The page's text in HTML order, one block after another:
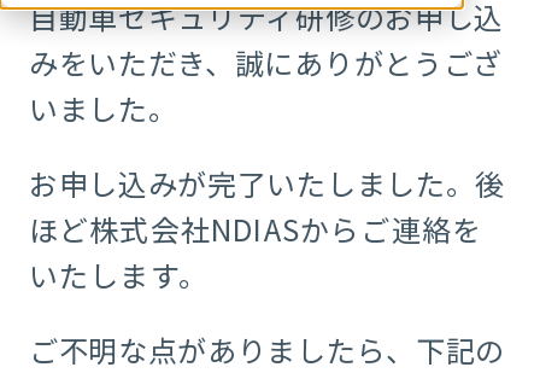
自動車セキュリティ研修のお申し込
みをいただき、誠にありがとうござ
いました。
お申し込みが完了いたしました。後
ほど株式会社NDIASからご連絡を
いたします。
ご不明な点がありましたら、下記の